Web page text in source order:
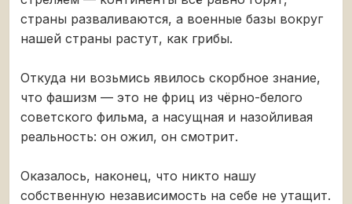
страны разваливаются, а военные базы вокруг
нашей страны растут, как грибы.
Откуда ни возьмись явилось скорбное знание,
что фашизм — это не фриц из чёрно-белого
советского фильма, а насущная и назойливая
реальность: он ожил, он смотрит.
Оказалось, наконец, что никто нашу
собственную независимость на себе не утащит.